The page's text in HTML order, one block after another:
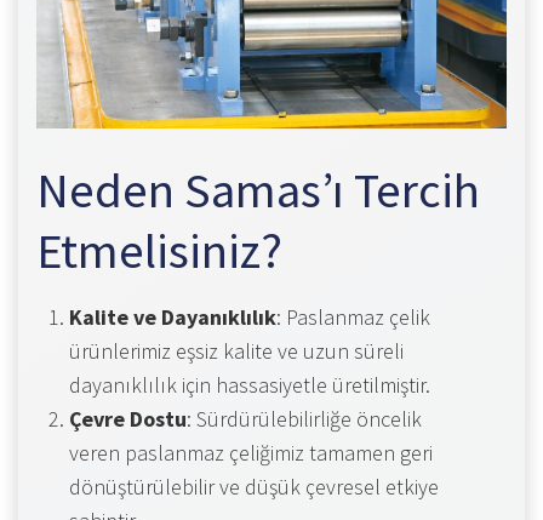
Neden Samas’ı Tercih
Etmelisiniz?
Kalite ve Dayanıklılık: Paslanmaz çelik
ürünlerimiz eşsiz kalite ve uzun süreli
dayanıklılık için hassasiyetle üretilmiştir.
Çevre Dostu: Sürdürülebilirliğe öncelik
veren paslanmaz çeliğimiz tamamen geri
dönüştürülebilir ve düşük çevresel etkiye